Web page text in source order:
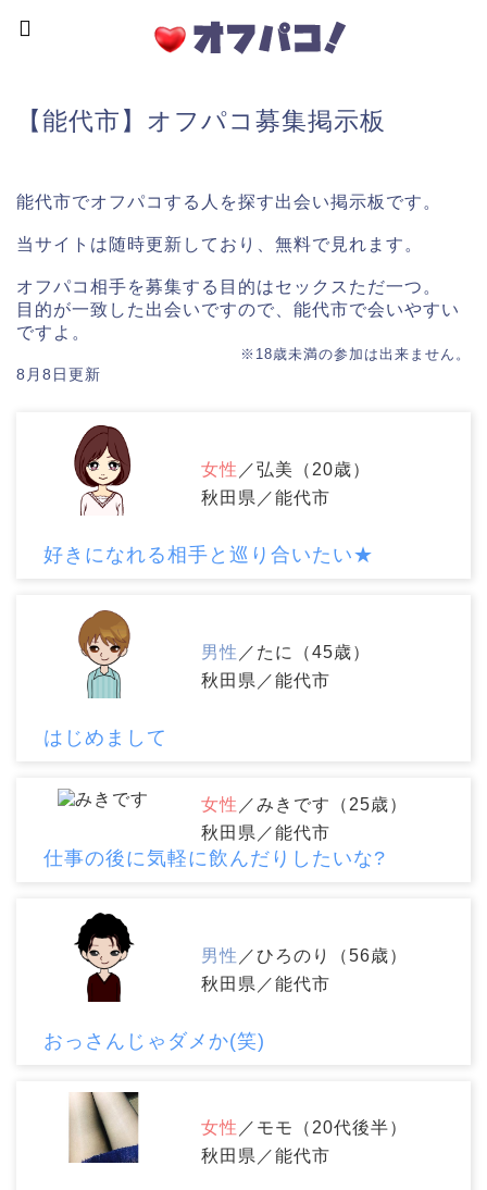
【能代市】オフパコ募集掲示板
能代市でオフパコする人を探す出会い掲示板です。
当サイトは随時更新しており、無料で見れます。
オフパコ相手を募集する目的はセックスただ一つ。
目的が一致した出会いですので、能代市で会いやすい
ですよ。
※18歳未満の参加は出来ません。
8月8日更新
女性 ／弘美（20歳）
秋田県／能代市
好きになれる相手と巡り合いたい★
男性 ／たに（45歳）
秋田県／能代市
はじめまして
女性 ／みきです（25歳）
秋田県／能代市
仕事の後に気軽に飲んだりしたいな?
男性 ／ひろのり（56歳）
秋田県／能代市
おっさんじゃダメか(笑)
女性 ／モモ（20代後半）
秋田県／能代市